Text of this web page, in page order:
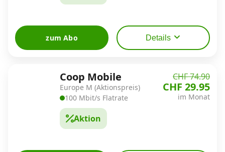
zum Abo Details
Coop Mobile
Europe M (Aktionspreis)
100 Mbit/s Flatrate
Aktion
CHF 74.90
CHF 29.95
im Monat